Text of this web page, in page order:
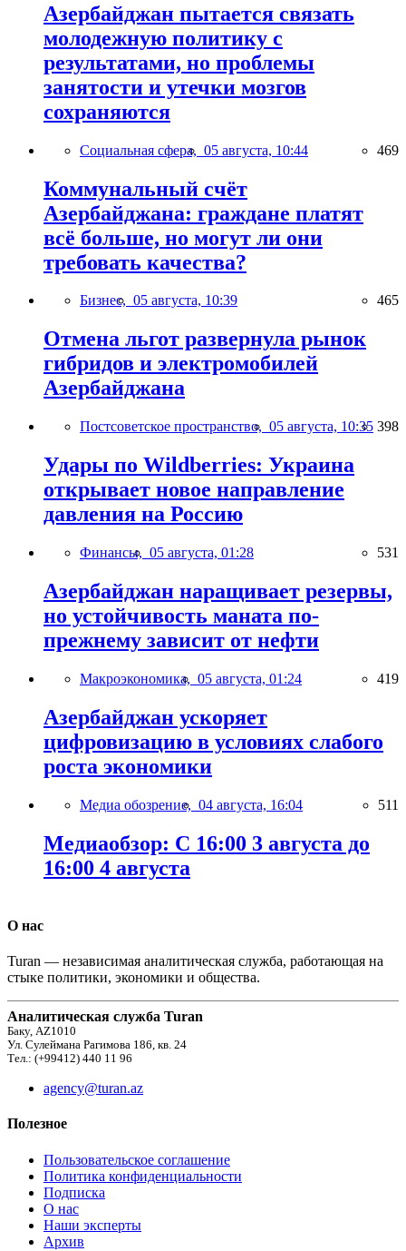
Азербайджан пытается связать
молодежную политику с
результатами, но проблемы
занятости и утечки мозгов
сохраняются
Социальная сфера, 05 августа, 10:44 469
Коммунальный счёт
Азербайджана: граждане платят
всё больше, но могут ли они
требовать качества?
Бизнес, 05 августа, 10:39 465
Отмена льгот развернула рынок
гибридов и электромобилей
Азербайджана
Постсоветское пространство, 05 августа, 10:35 398
Удары по Wildberries: Украина
открывает новое направление
давления на Россию
Финансы, 05 августа, 01:28 531
Азербайджан наращивает резервы,
но устойчивость маната по-
прежнему зависит от нефти
Макроэкономика, 05 августа, 01:24 419
Азербайджан ускоряет
цифровизацию в условиях слабого
роста экономики
Медиа обозрение, 04 августа, 16:04 511
Медиаобзор: С 16:00 3 августа до
16:00 4 августа
О нас
Turan — независимая аналитическая служба, работающая на
стыке политики, экономики и общества.
Аналитическая служба Turan
Баку, AZ1010
Ул. Сулеймана Рагимова 186, кв. 24
Тел.: (+99412) 440 11 96
agency@turan.az
Полезное
Пользовательское соглашение
Политика конфиденциальности
Подписка
О нас
Наши эксперты
Архив